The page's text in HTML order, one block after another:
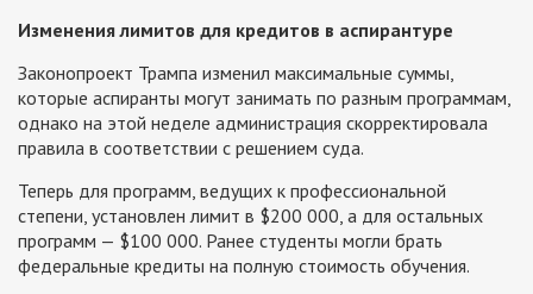
Изменения лимитов для кредитов в аспирантуре
Законопроект Трампа изменил максимальные суммы,
которые аспиранты могут занимать по разным программам,
однако на этой неделе администрация скорректировала
правила в соответствии с решением суда.
Теперь для программ, ведущих к профессиональной
степени, установлен лимит в $200 000, а для остальных
программ — $100 000. Ранее студенты могли брать
федеральные кредиты на полную стоимость обучения.